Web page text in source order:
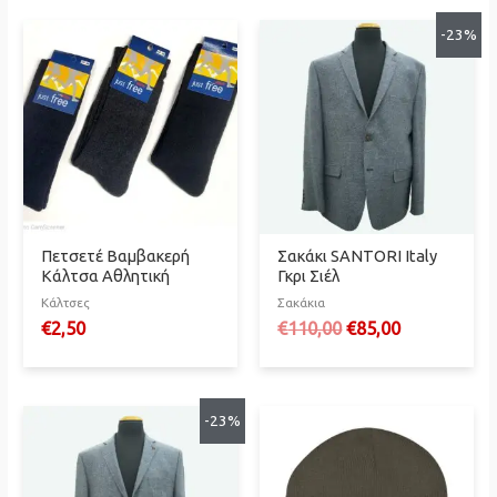
Πετσετέ Βαμβακερή
Κάλτσα Αθλητική
Κάλτσες
€2,50
-23%
Σακάκι SANTORI Italy
Γκρι Σιέλ
Σακάκια
€110,00Original
was:
€85,00Η
τιμή
-23%